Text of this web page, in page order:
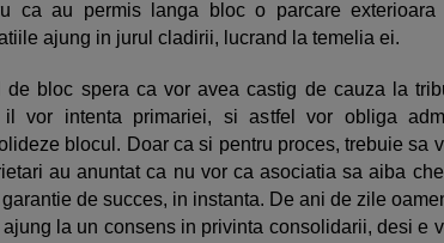
ca au permis langa bloc o parcare exterioara
ajung in jurul cladirii, lucrand la temelia ei.
de bloc spera ca vor avea castig de cauza la
il vor intenta primariei, si astfel vor obliga
blocul. Doar ca si pentru proces, trebuie sa
au anuntat ca nu vor ca asociatia sa aiba
de succes, in instanta. De ani de zile
la un consens in privinta consolidarii, desi e